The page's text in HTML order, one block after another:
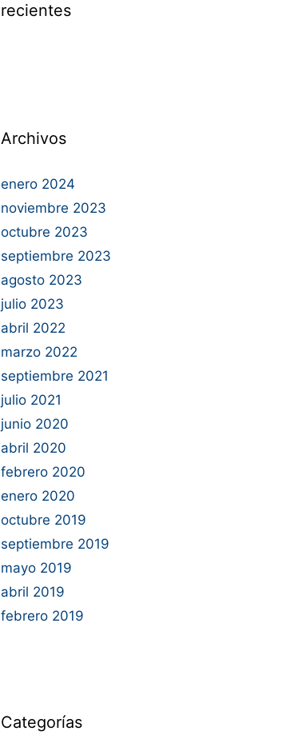
recientes
Archivos
enero 2024
noviembre 2023
octubre 2023
septiembre 2023
agosto 2023
julio 2023
abril 2022
marzo 2022
septiembre 2021
julio 2021
junio 2020
abril 2020
febrero 2020
enero 2020
octubre 2019
septiembre 2019
mayo 2019
abril 2019
febrero 2019
Categorías